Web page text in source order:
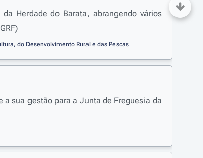
Herdade do Barata, abrangendo vários
do Desenvolvimento Rural e das Pescas
a sua gestão para a Junta de Freguesia da